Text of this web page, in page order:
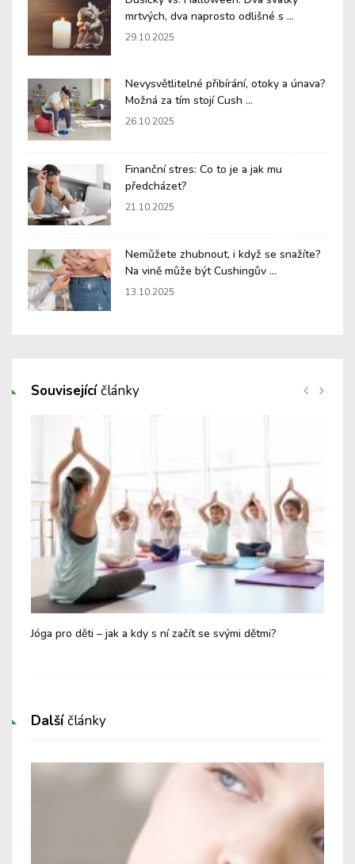
mrtvých, dva naprosto odlišné s ...
29.10.2025
Nevysvětlitelné přibírání, otoky a únava?
Možná za tím stojí Cush ...
26.10.2025
Finanční stres: Co to je a jak mu
předcházet?
21.10.2025
Nemůžete zhubnout, i když se snažíte?
Na vině může být Cushingův ...
13.10.2025
Souvisejícíčlánky
Jóga pro děti – jak a kdy s ní začít se svými dětmi?
Dalšíčlánky